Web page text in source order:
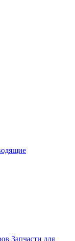
Запчасти для